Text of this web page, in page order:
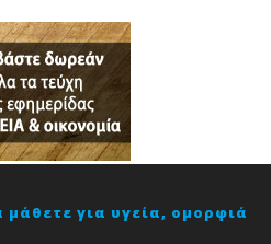
για υγεία, ομορφιά